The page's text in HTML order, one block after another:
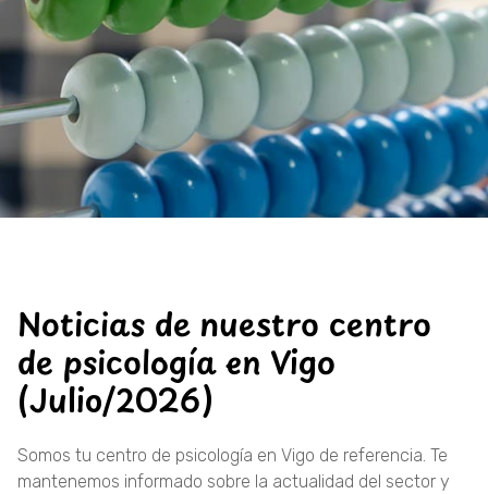
Noticias de nuestro centro
de psicología en Vigo
(Julio/2026)
Somos tu centro de psicología en Vigo de referencia. Te
mantenemos informado sobre la actualidad del sector y